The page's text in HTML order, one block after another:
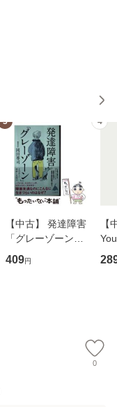
3
【中古】 発達障害
「グレーゾーン」
その正しい理解と
克服法 (SB新書 57
409円
4
【
のが
0